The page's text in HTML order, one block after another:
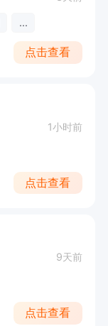
...
点击查看
1小时前
点击查看
9天前
点击查看